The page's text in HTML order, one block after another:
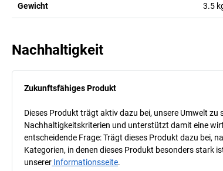
Gewicht 3.5
Nachhaltigkeit
Zukunftsfähiges Produkt
Dieses Produkt trägt aktiv dazu bei, unsere Umwelt
Nachhaltigkeitskriterien und unterstützt damit eine
entscheidende Frage: Trägt dieses Produkt dazu bei,
Kategorien, in denen dieses Produkt besonders stark
unserer Informationsseite.